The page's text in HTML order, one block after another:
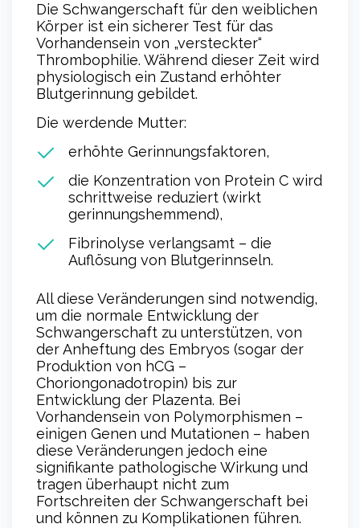
Die Schwangerschaft für den weiblichen
Körper ist ein sicherer Test für das
Vorhandensein von „versteckter“
Thrombophilie. Während dieser Zeit wird
physiologisch ein Zustand erhöhter
Blutgerinnung gebildet.
Die werdende Mutter:
erhöhte Gerinnungsfaktoren,
die Konzentration von Protein C wird
schrittweise reduziert (wirkt
gerinnungshemmend),
Fibrinolyse verlangsamt – die
Auflösung von Blutgerinnseln.
All diese Veränderungen sind notwendig,
um die normale Entwicklung der
Schwangerschaft zu unterstützen, von
der Anheftung des Embryos (sogar der
Produktion von hCG –
Choriongonadotropin) bis zur
Entwicklung der Plazenta. Bei
Vorhandensein von Polymorphismen –
einigen Genen und Mutationen – haben
diese Veränderungen jedoch eine
signifikante pathologische Wirkung und
tragen überhaupt nicht zum
Fortschreiten der Schwangerschaft bei
und können zu Komplikationen führen.